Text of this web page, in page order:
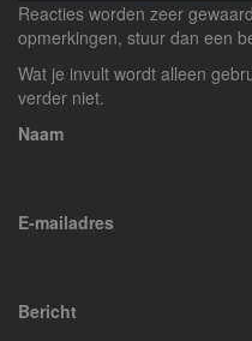
Reacties worden zeer
opmerkingen, stuur dan een
Wat je invult wordt alleen
verder niet.
Naam
E-mailadres
Bericht